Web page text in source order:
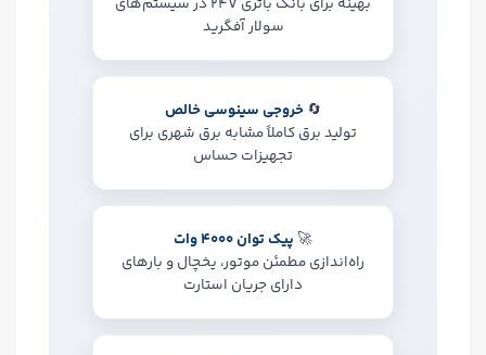
سولار آفگرید
🔄خروجی سینوسی خالص
تولید برق کاملاً مشابه برق شهری برای
تجهیزات حساس
🚀پیک توان 4000 وات
راه‌اندازی مطمئن موتور، یخچال و بارهای
دارای جریان استارت